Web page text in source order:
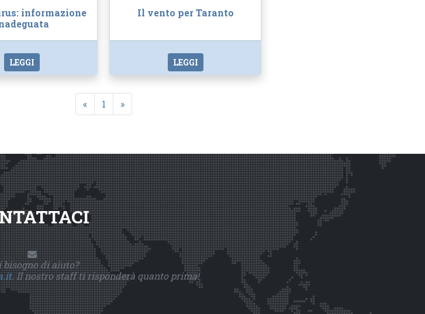
informazione
LEGGI
Il vento per Taranto
LEGGI
« 1 »
bisogno di aiuto?
. Il nostro staff ti risponderà quanto prima!